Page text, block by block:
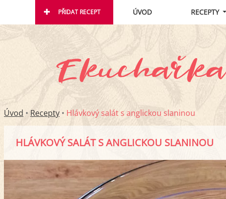
PŘIDAT RECEPT ÚVOD RECEPTY
Úvod • Recepty • Hlávkový salát s anglickou slaninou
HLÁVKOVÝ SALÁT S ANGLICKOU SLANINOU